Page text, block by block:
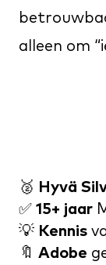
alleen om
🥈 Hyvä
✅ 15+ jaar
💡 Kennis
🔖 Adobe